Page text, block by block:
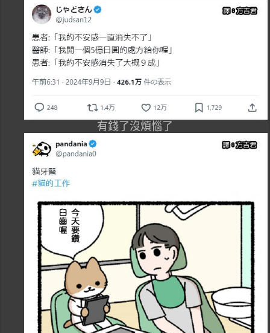
有錢了沒煩惱了